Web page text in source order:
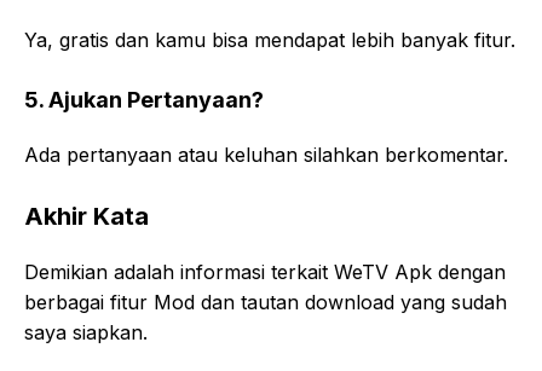
Ya, gratis dan kamu bisa mendapat lebih banyak fitur.
5. Ajukan Pertanyaan?
Ada pertanyaan atau keluhan silahkan berkomentar.
Akhir Kata
Demikian adalah informasi terkait WeTV Apk dengan
berbagai fitur Mod dan tautan download yang sudah
saya siapkan.